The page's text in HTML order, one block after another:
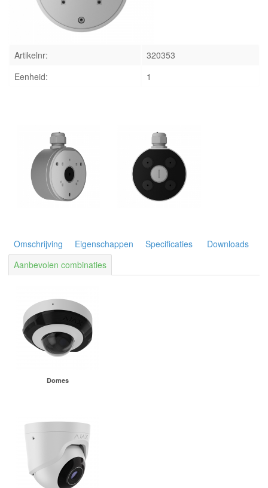
Artikelnr:
320353
Eenheid:
1
Omschrijving Eigenschappen Specificaties
Downloads
Aanbevolen combinaties
Domes